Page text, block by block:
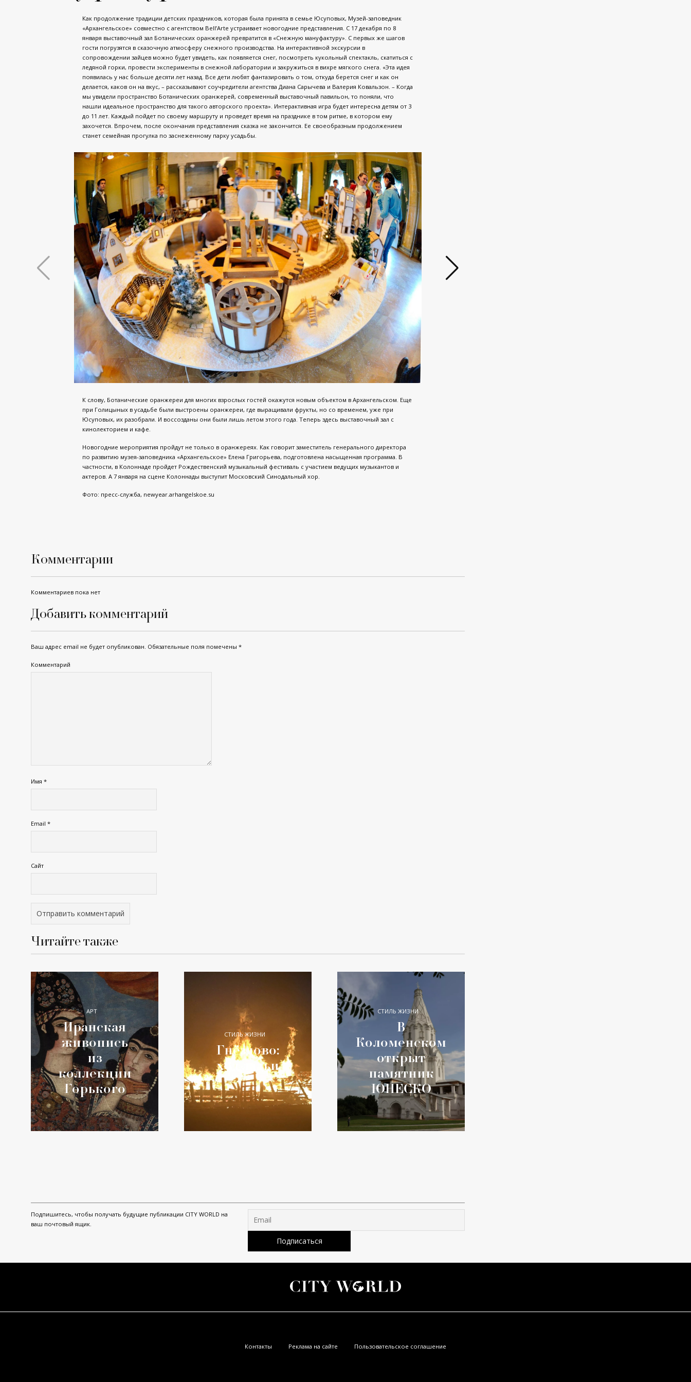
Как продолжение традиции детских праздников, которая была принята в семье Юсуповых, Музей-заповедник
«Архангельское» совместно с агентством Bell’Arte устраивает новогодние представления. С 17 декабря по 8
января выставочный зал Ботанических оранжерей превратится в «Снежную мануфактуру». С первых же шагов
гости погрузятся в сказочную атмосферу снежного производства. На интерактивной экскурсии в
сопровождении зайцев можно будет увидеть, как появляется снег, посмотреть кукольный спектакль, скатиться с
ледяной горки, провести эксперименты в снежной лаборатории и закружиться в вихре мягкого снега. «Эта идея
появилась у нас больше десяти лет назад. Все дети любят фантазировать о том, откуда берется снег и как он
делается, каков он на вкус, – рассказывают соучредители агентства Диана Сарычева и Валерия Ковальзон. – Когда
мы увидели пространство Ботанических оранжерей, современный выставочный павильон, то поняли, что
нашли идеальное пространство для такого авторского проекта». Интерактивная игра будет интересна детям от 3
до 11 лет. Каждый пойдет по своему маршруту и проведет время на празднике в том ритме, в котором ему
захочется. Впрочем, после окончания представления сказка не закончится. Ее своеобразным продолжением
станет семейная прогулка по заснеженному парку усадьбы.
К слову, Ботанические оранжереи для многих взрослых гостей окажутся новым объектом в Архангельском. Еще
при Голицыных в усадьбе были выстроены оранжереи, где выращивали фрукты, но со временем, уже при
Юсуповых, их разобрали. И воссозданы они были лишь летом этого года. Теперь здесь выставочный зал с
кинолекторием и кафе.
Новогодние мероприятия пройдут не только в оранжереях. Как говорит заместитель генерального директора
по развитию музея-заповедника «Архангельское» Елена Григорьева, подготовлена насыщенная программа. В
частности, в Колоннаде пройдет Рождественский музыкальный фестиваль с участием ведущих музыкантов и
актеров. А 7 января на сцене Колоннады выступит Московский Синодальный хор.
Фото: пресс-служба, newyear.arhangelskoe.su
Комментарии
Комментариев пока нет
Добавить комментарий
Ваш адрес email не будет опубликован. Обязательные поля помечены *
Комментарий
Имя *
Email *
Сайт
Читайте также
АРТ
Иранская
живопись
из
коллекции
Горького
СТИЛЬ ЖИЗНИ
Гнёздово:
ход ладьи
СТИЛЬ ЖИЗНИ
В
Коломенском
открыт
памятник
ЮНЕСКО
Подпишитесь, чтобы получать будущие публикации CITY WORLD на
ваш почтовый ящик.
Контакты Реклама на сайте Пользовательское соглашение